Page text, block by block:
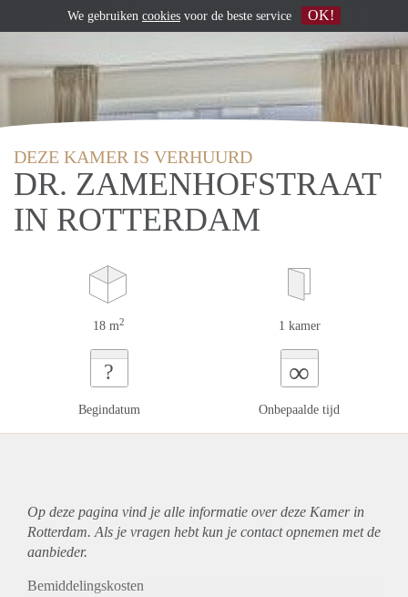
DEZE KAMER IS VERHUURD
DR. ZAMENHOFSTRAAT
IN ROTTERDAM
18 m2 1 kamer
?
Begindatum
∞
Onbepaalde tijd
Op deze pagina vind je alle informatie over deze Kamer in
Rotterdam. Als je vragen hebt kun je contact opnemen met de
aanbieder.
Bemiddelingskosten
We gebruiken cookies voor de beste service OK!